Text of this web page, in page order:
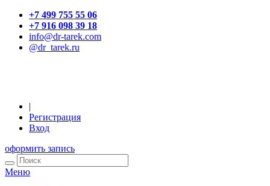
+7 499 755 55 06
+7 916 098 39 18
info@dr-tarek.com
@dr_tarek.ru
|
Регистрация
Вход
оформить запись
Меню